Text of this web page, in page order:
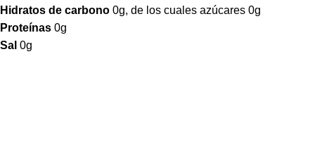
Hidratos de carbono 0g, de los cuales azúcares 0g
Proteínas 0g
Sal 0g